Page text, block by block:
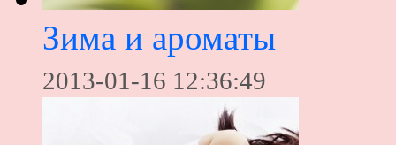
Зима и ароматы
2013-01-16 12:36:49